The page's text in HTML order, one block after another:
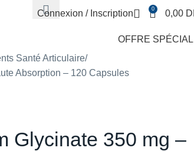
Connexion / Inscription 0 0,00
OFFRE
Santé Articulaire
Absorption – 120 Capsules
Glycinate 350 mg –